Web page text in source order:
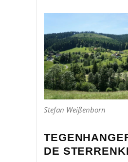
Stefan Weißenborn
DE